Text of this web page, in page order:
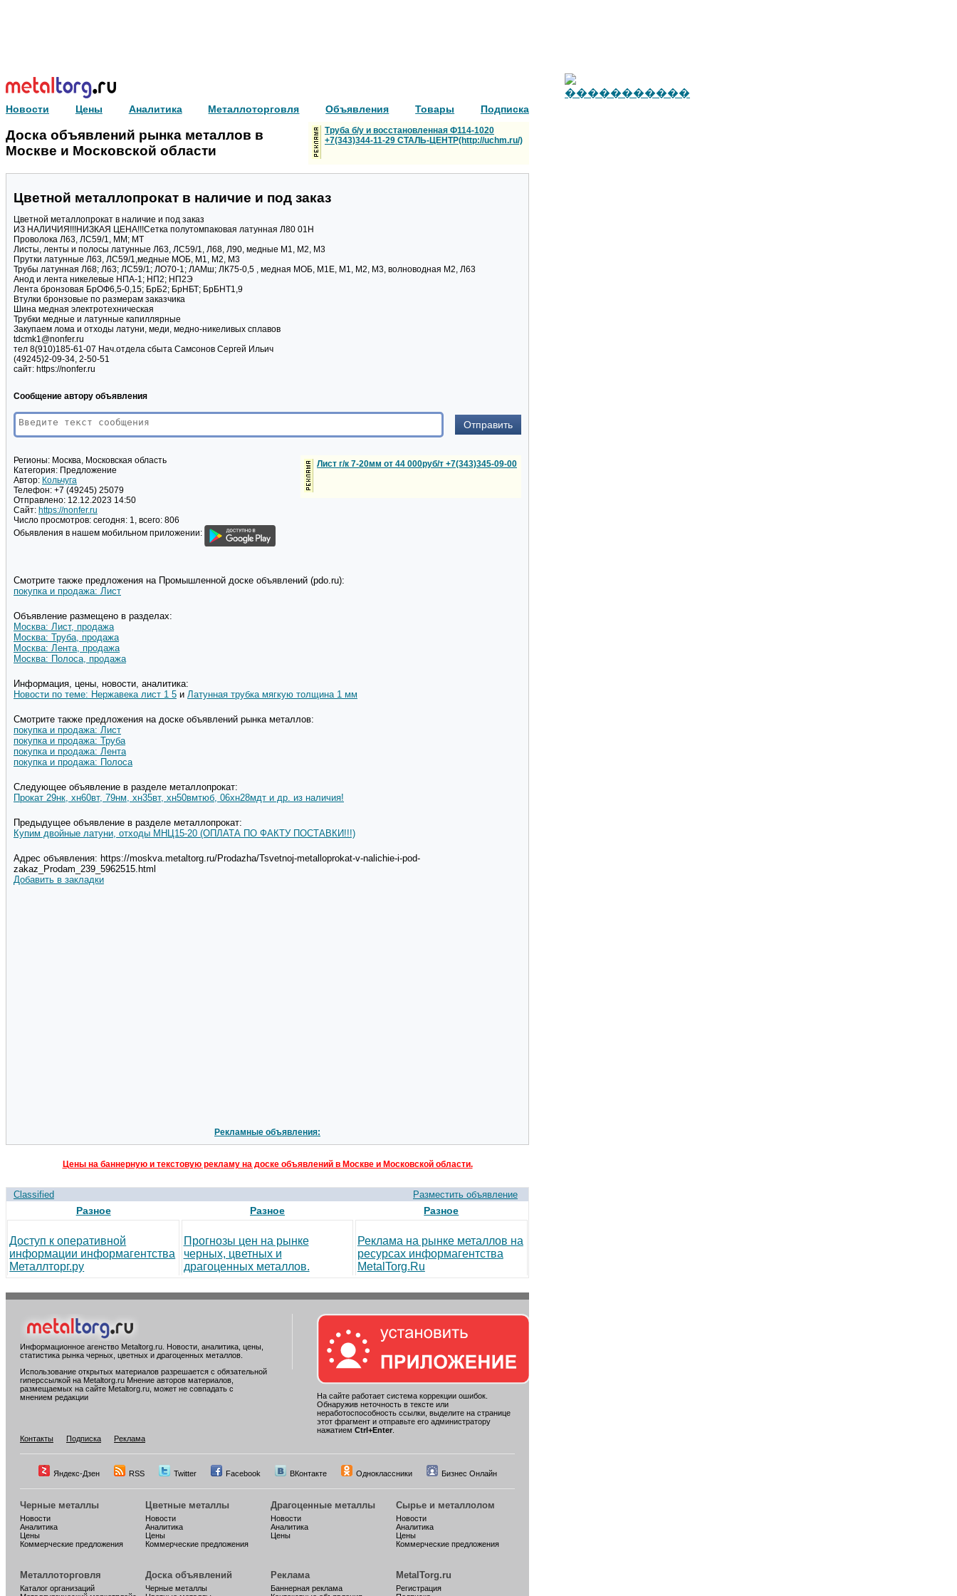
Новости Цены Аналитика Металлоторговля Объявления Товары Подписка
Доска объявлений рынка металлов в
Москве и Московской области
Труба б/у и восстановленная Ф114-1020
+7(343)344-11-29 СТАЛЬ-ЦЕНТР(http://uchm.ru/)
Цветной металлопрокат в наличие и под заказ
Цветной металлопрокат в наличие и под заказ
ИЗ НАЛИЧИЯ!!!НИЗКАЯ ЦЕНА!!!Сетка полутомпаковая латунная Л80 01Н
Проволока Л63, ЛС59/1, ММ; МТ
Листы, ленты и полосы латунные Л63, ЛС59/1, Л68, Л90, медные М1, М2, М3
Прутки латунные Л63, ЛС59/1,медные МОБ, М1, М2, М3
Трубы латунная Л68; Л63; ЛС59/1; ЛО70-1; ЛАМш; ЛК75-0,5 , медная МОБ, М1Е, М1, М2, М3, волноводная М2, Л63
Анод и лента никелевые НПА-1; НП2; НП2Э
Лента бронзовая БрОФ6,5-0,15; БрБ2; БрНБТ; БрБНТ1,9
Втулки бронзовые по размерам заказчика
Шина медная электротехническая
Трубки медные и латунные капиллярные
Закупаем лома и отходы латуни, меди, медно-никеливых сплавов
tdcmk1@nonfer.ru
тел 8(910)185-61-07 Нач.отдела сбыта Самсонов Сергей Ильич
(49245)2-09-34, 2-50-51
сайт: https://nonfer.ru
Сообщение автору объявления
Регионы: Москва, Московская область
Категория: Предложение
Автор: Кольчуга
Телефон: +7 (49245) 25079
Отправлено: 12.12.2023 14:50
Сайт: https://nonfer.ru
Число просмотров: сегодня: 1, всего: 806
Обьявления в нашем мобильном приложении:
Лист г/к 7-20мм от 44 000руб/т +7(343)345-09-00
Смотрите также предложения на Промышленной доске объявлений (pdo.ru):
покупка и продажа: Лист
Объявление размещено в разделах:
Москва: Лист, продажа
Москва: Труба, продажа
Москва: Лента, продажа
Москва: Полоса, продажа
Информация, цены, новости, аналитика:
Новости по теме: Нержавека лист 1 5 и Латунная трубка мягкую толщина 1 мм
Смотрите также предложения на доске объявлений рынка металлов:
покупка и продажа: Лист
покупка и продажа: Труба
покупка и продажа: Лента
покупка и продажа: Полоса
Следующее объявление в разделе металлопрокат:
Прокат 29нк, хн60вт, 79нм, хн35вт, хн50вмтюб, 06хн28мдт и др. из наличия!
Предыдущее объявление в разделе металлопрокат:
Купим двойные латуни, отходы МНЦ15-20 (ОПЛАТА ПО ФАКТУ ПОСТАВКИ!!!)
Адрес объявления: https://moskva.metaltorg.ru/Prodazha/Tsvetnoj-metalloprokat-v-nalichie-i-pod-
zakaz_Prodam_239_5962515.html
Добавить в закладки
Рекламные объявления:
Цены на баннерную и текстовую рекламу на доске объявлений в Москве и Московской области.
Classified Разместить объявление
Разное
Доступ к оперативной
информации информагентства
Металлторг.ру
Разное
Прогнозы цен на рынке
черных, цветных и
драгоценных металлов.
Разное
Реклама на рынке металлов на
ресурсах информагентства
MetalTorg.Ru
Информационное агенство Metaltorg.ru. Новости, аналитика, цены,
статистика рынка черных, цветных и драгоценных металлов.
Использование открытых материалов разрешается с обязательной
гиперссылкой на Metaltorg.ru Мнение авторов материалов,
размещаемых на сайте Metaltorg.ru, может не совпадать с
мнением редакции
На сайте работает система коррекции ошибок.
Обнаружив неточность в тексте или
неработоспособность ссылки, выделите на странице
этот фрагмент и отправьте его администратору
нажатием Ctrl+Enter
Контакты
Подписка Реклама
Яндекс-Дзен RSS Twitter Facebook ВКонтакте Одноклассники Бизнес Онлайн
Черные металлы
Новости
Аналитика
Цены
Коммерческие предложения
Цветные металлы
Новости
Аналитика
Цены
Коммерческие предложения
Драгоценные металлы
Новости
Аналитика
Цены
Сырье и металлолом
Новости
Аналитика
Цены
Коммерческие предложения
Металлоторговля
Каталог организаций
Доска объявлений
Черные металлы
Реклама
Баннерная реклама
MetalTorg.ru
Регистрация